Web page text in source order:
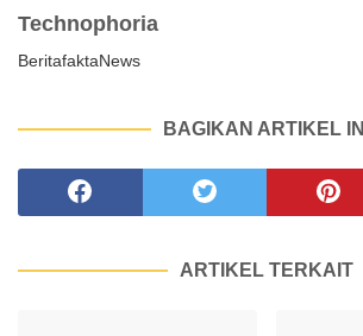
Technophoria
BeritafaktaNews
BAGIKAN ARTIKEL INI
ARTIKEL TERKAIT